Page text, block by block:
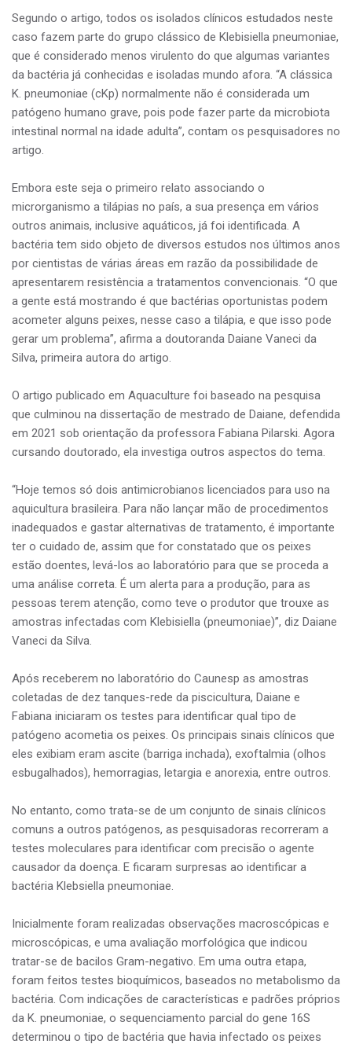
Segundo o artigo, todos os isolados clínicos estudados neste
caso fazem parte do grupo clássico de Klebisiella pneumoniae,
que é considerado menos virulento do que algumas variantes
da bactéria já conhecidas e isoladas mundo afora. “A clássica
K. pneumoniae (cKp) normalmente não é considerada um
patógeno humano grave, pois pode fazer parte da microbiota
intestinal normal na idade adulta”, contam os pesquisadores no
artigo.
Embora este seja o primeiro relato associando o
microrganismo a tilápias no país, a sua presença em vários
outros animais, inclusive aquáticos, já foi identificada. A
bactéria tem sido objeto de diversos estudos nos últimos anos
por cientistas de várias áreas em razão da possibilidade de
apresentarem resistência a tratamentos convencionais. “O que
a gente está mostrando é que bactérias oportunistas podem
acometer alguns peixes, nesse caso a tilápia, e que isso pode
gerar um problema”, afirma a doutoranda Daiane Vaneci da
Silva, primeira autora do artigo.
O artigo publicado em Aquaculture foi baseado na pesquisa
que culminou na dissertação de mestrado de Daiane, defendida
em 2021 sob orientação da professora Fabiana Pilarski. Agora
cursando doutorado, ela investiga outros aspectos do tema.
“Hoje temos só dois antimicrobianos licenciados para uso na
aquicultura brasileira. Para não lançar mão de procedimentos
inadequados e gastar alternativas de tratamento, é importante
ter o cuidado de, assim que for constatado que os peixes
estão doentes, levá-los ao laboratório para que se proceda a
uma análise correta. É um alerta para a produção, para as
pessoas terem atenção, como teve o produtor que trouxe as
amostras infectadas com Klebisiella (pneumoniae)”, diz Daiane
Vaneci da Silva.
Após receberem no laboratório do Caunesp as amostras
coletadas de dez tanques-rede da piscicultura, Daiane e
Fabiana iniciaram os testes para identificar qual tipo de
patógeno acometia os peixes. Os principais sinais clínicos que
eles exibiam eram ascite (barriga inchada), exoftalmia (olhos
esbugalhados), hemorragias, letargia e anorexia, entre outros.
No entanto, como trata-se de um conjunto de sinais clínicos
comuns a outros patógenos, as pesquisadoras recorreram a
testes moleculares para identificar com precisão o agente
causador da doença. E ficaram surpresas ao identificar a
bactéria Klebsiella pneumoniae.
Inicialmente foram realizadas observações macroscópicas e
microscópicas, e uma avaliação morfológica que indicou
tratar-se de bacilos Gram-negativo. Em uma outra etapa,
foram feitos testes bioquímicos, baseados no metabolismo da
bactéria. Com indicações de características e padrões próprios
da K. pneumoniae, o sequenciamento parcial do gene 16S
determinou o tipo de bactéria que havia infectado os peixes